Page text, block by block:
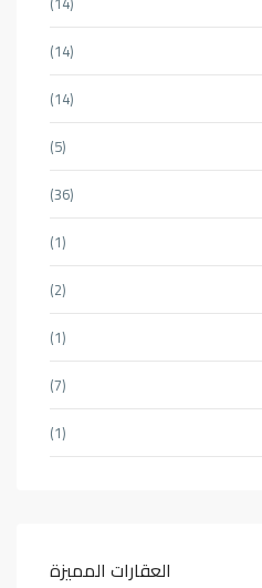
(14)
(14)
(5)
(36)
(1)
(2)
(1)
(7)
(1)
العقارات المميزة